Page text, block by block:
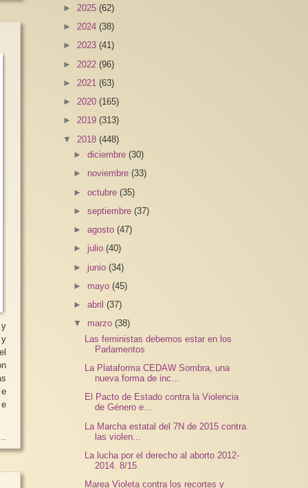
► 2025 (62)
► 2024 (38)
► 2023 (41)
► 2022 (96)
► 2021 (63)
► 2020 (165)
► 2019 (313)
▼ 2018 (448)
►diciembre(30)
► noviembre(33)
►octubre(35)
►septiembre(37)
►agosto(47)
► julio(40)
► junio(34)
► mayo(45)
►abril(37)
▼ marzo(38)
Las feministas debemos estar en los
Parlamentos
La Plataforma CEDAW Sombra, una
nueva forma de inc...
El Pacto de Estado contra la Violencia
de Género e...
La Marcha estatal del 7N de 2015 contra
las violen...
La lucha por el derecho al aborto 2012-
2014. 8/15
Marea Violeta contra los recortes y